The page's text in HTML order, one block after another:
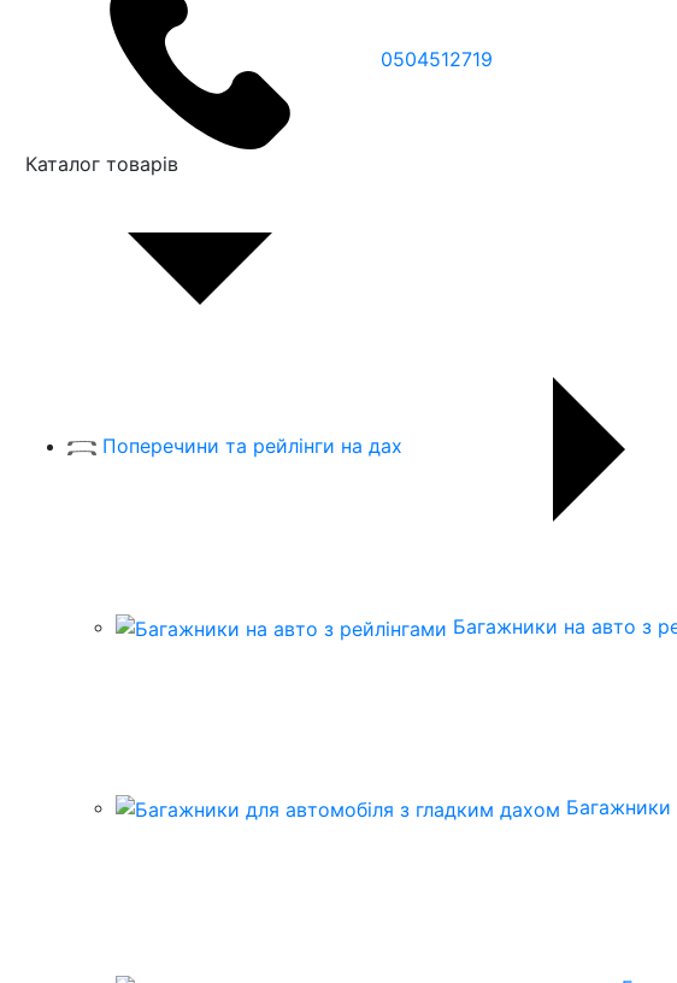
0504512719
Каталог товарів
Поперечини та рейлінги на дах
Багажники на авто з
Багажники